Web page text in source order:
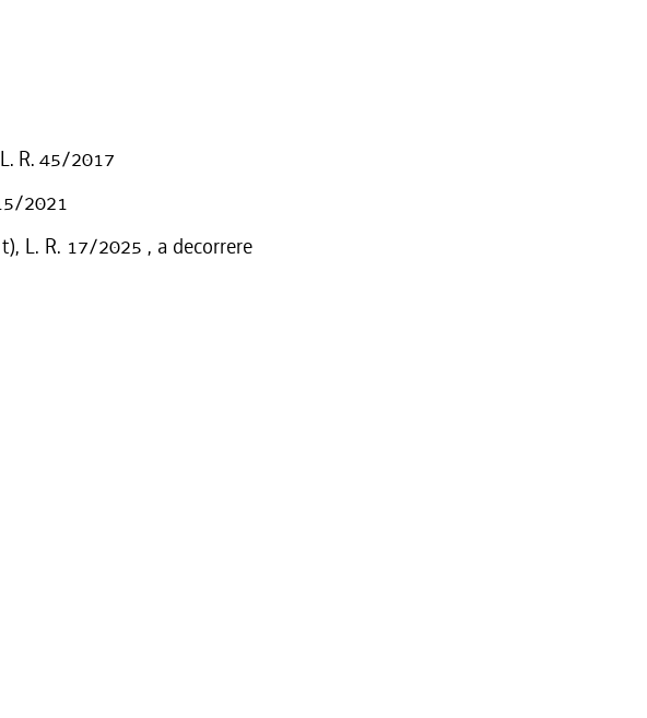
R. 45/2017
2021
L. R. 17/2025 , a decorrere